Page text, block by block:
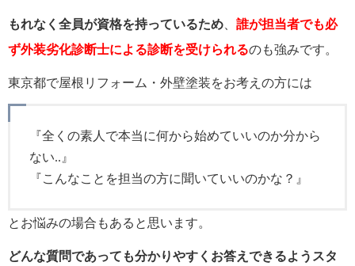
もれなく全員が資格を持っているため
誰が担当者でも必
ず外装劣化診断士による診断を受けられるのも強みです。
東京都で屋根リフォーム・外壁塗装をお考えの方には
『全くの素人で本当に何から始めていいのか分から
ない..』
『こんなことを担当の方に聞いていいのかな？』
とお悩みの場合もあると思います。
どんな質問であっても分かりやすくお答えできるようスタ